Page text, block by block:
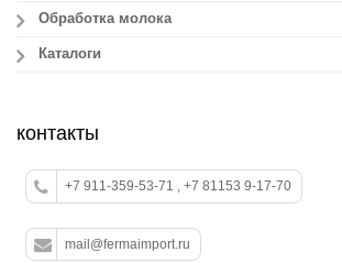
Обработка молока
Каталоги
контакты
+7 911-359-53-71 , +7 81153 9-17-70
mail@fermaimport.ru